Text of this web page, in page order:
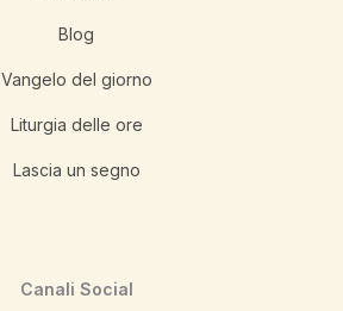
Blog
Vangelo del giorno
Liturgia delle ore
Lascia un segno
Canali Social